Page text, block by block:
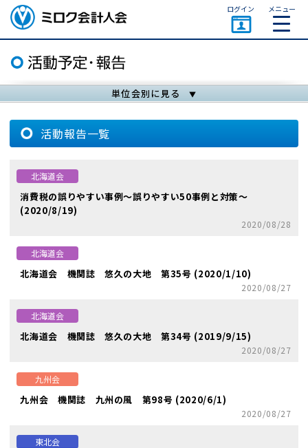
ミロク会計人会 MIROKU
ACCOUNTING PERSON
ASSOCIATION
ログイン メニュー
単位会別に見る
活動報告一覧
北海道会
消費税の誤りやすい事例～誤りやすい50事例と対策～
(2020/8/19)
2020/08/28
北海道会
北海道会 機関誌 悠久の大地 第35号 (2020/1/10)
2020/08/27
北海道会
北海道会 機関誌 悠久の大地 第34号 (2019/9/15)
2020/08/27
九州会
九州会 機関誌 九州の風 第98号 (2020/6/1)
2020/08/27
東北会